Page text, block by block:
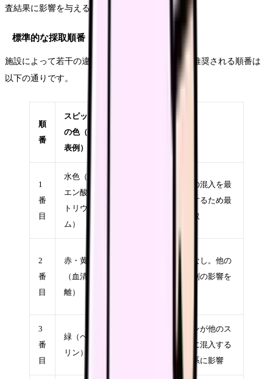
査結果に影響を与える可能性があります。
標準的な採取順番
施設によって若干の違いはありますが、一般的に推奨される順番は
以下の通りです。
順
番
スピッツ
の色（代
表例）
1
番
目
水色（ク
エン酸ナ
トリウ
ム）
組織液の混入を最
小限にするため最
初に採取
2
番
目
赤・黄
（血清分
離）
添加物なし。他の
抗凝固剤の影響を
3
番
目
緑（ヘパ
リン）
ヘパリンが他のス
ピッツに混入する
と凝固系に影響